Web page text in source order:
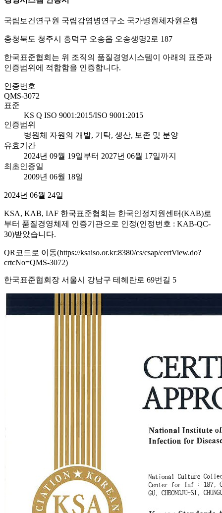
국립보건연구원 국립감염병연구소 국가병원체자원은행
충청북도 청주시 흥덕구 오송읍 오송생명2로 187
한국표준협회는 위 조직의 품질경영시스템이 아래의 표준과
인증범위에 적합함을 인증합니다.
인증번호
QMS-3072
표준
KS Q ISO 9001:2015/ISO 9001:2015
인증범위
병원체 자원의 개발, 기탁, 생산, 보존 및 분양
유효기간
2024년 09월 19일부터 2027년 06월 17일까지
최초인증일
2009년 06월 18일
2024년 06월 24일
KSA, KAB, IAF 한국표준협회는 한국인정지원센터(KAB)로
부터 품질경영체제 인증기관으로 인정(인정번호 : KAB-QC-
30)받았습니다.
QR코드로 이동(https://ksaiso.or.kr:8380/cs/csap/certView.do?
crtcNo=QMS-3072)
한국표준협회장 서울시 강남구 테헤란로 69번길 5